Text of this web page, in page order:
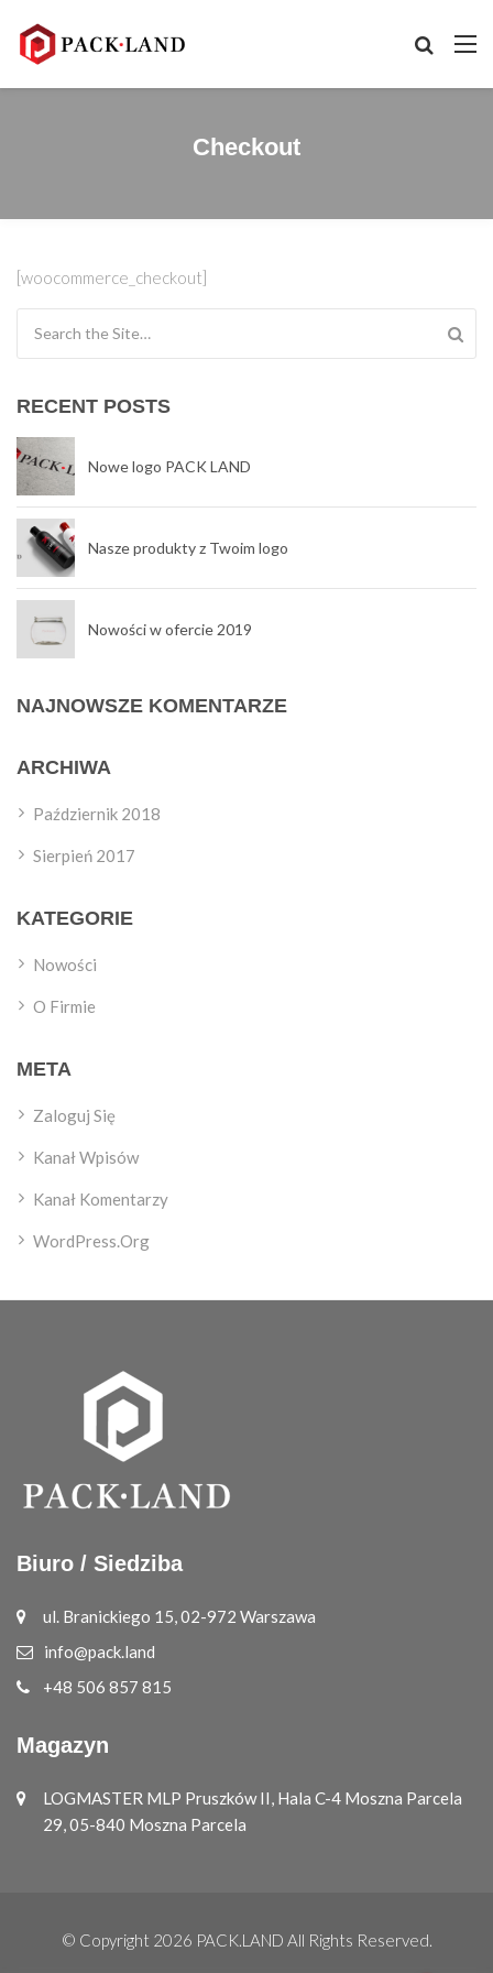
Checkout
[woocommerce_checkout]
RECENT POSTS
Nowe logo PACK LAND
Nasze produkty z Twoim logo
Nowości w ofercie 2019
NAJNOWSZE KOMENTARZE
ARCHIWA
Październik 2018
Sierpień 2017
KATEGORIE
Nowości
O Firmie
META
Zaloguj Się
Kanał Wpisów
Kanał Komentarzy
WordPress.org
Biuro / Siedziba
ul. Branickiego 15, 02-972 Warszawa
info@pack.land
+48 506 857 815
Magazyn
LOGMASTER MLP Pruszków II, Hala C-4 Moszna Parcela
29, 05-840 Moszna Parcela
© Copyright 2026 PACK.LAND All Rights Reserved.